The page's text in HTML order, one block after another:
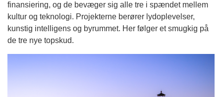
finansiering, og de bevæger sig alle tre i spændet mellem
kultur og teknologi. Projekterne berører lydoplevelser,
kunstig intelligens og byrummet. Her følger et smugkig på
de tre nye topskud.